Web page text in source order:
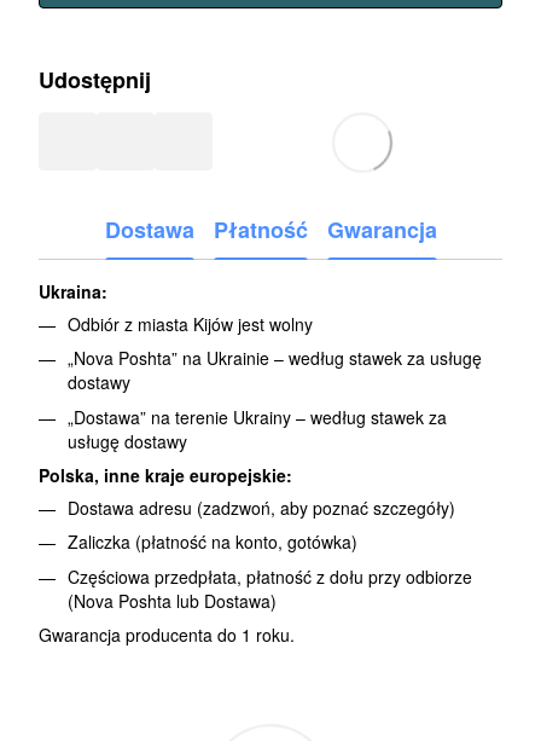
Udostępnij
Dostawa Płatność Gwarancja
Ukraina:
Odbiór z miasta Kijów jest wolny
„Nova Poshta” na Ukrainie – według stawek za usługę
dostawy
„Dostawa” na terenie Ukrainy – według stawek za
usługę dostawy
Polska, inne kraje europejskie:
Dostawa adresu (zadzwoń, aby poznać szczegóły)
Zaliczka (płatność na konto, gotówka)
Częściowa przedpłata, płatność z dołu przy odbiorze
(Nova Poshta lub Dostawa)
Gwarancja producenta do 1 roku.